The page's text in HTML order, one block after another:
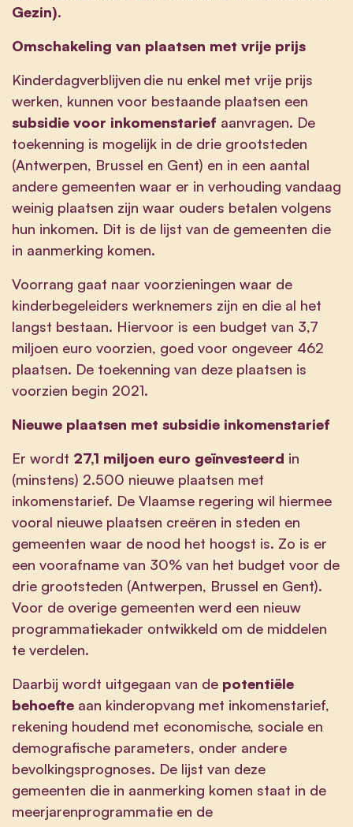
Gezin).
Omschakeling van plaatsen met vrije prijs
Kinderdagverblijven die nu enkel met vrije prijs
werken, kunnen voor bestaande plaatsen een
subsidie voor inkomenstarief aanvragen. De
toekenning is mogelijk in de drie grootsteden
(Antwerpen, Brussel en Gent) en in een aantal
andere gemeenten waar er in verhouding vandaag
weinig plaatsen zijn waar ouders betalen volgens
hun inkomen. Dit is de lijst van de gemeenten die
in aanmerking komen.
Voorrang gaat naar voorzieningen waar de
kinderbegeleiders werknemers zijn en die al het
langst bestaan. Hiervoor is een budget van 3,7
miljoen euro voorzien, goed voor ongeveer 462
plaatsen. De toekenning van deze plaatsen is
voorzien begin 2021.
Nieuwe plaatsen met subsidie inkomenstarief
Er wordt 27,1 miljoen euro geïnvesteerd in
(minstens) 2.500 nieuwe plaatsen met
inkomenstarief. De Vlaamse regering wil hiermee
vooral nieuwe plaatsen creëren in steden en
gemeenten waar de nood het hoogst is. Zo is er
een voorafname van 30% van het budget voor de
drie grootsteden (Antwerpen, Brussel en Gent).
Voor de overige gemeenten werd een nieuw
programmatiekader ontwikkeld om de middelen
te verdelen.
Daarbij wordt uitgegaan van de potentiële
behoefte aan kinderopvang met inkomenstarief,
rekening houdend met economische, sociale en
demografische parameters, onder andere
bevolkingsprognoses. De lijst van deze
gemeenten die in aanmerking komen staat in de
meerjarenprogrammatie en de